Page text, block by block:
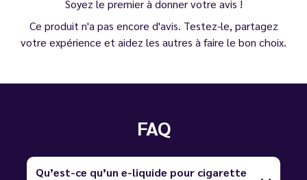
Soyez le premier à donner votre avis !
Ce produit n'a pas encore d'avis. Testez-le, partagez
votre expérience et aidez les autres à faire le bon choix.
FAQ
Qu’est-ce qu’un e-liquide pour cigarette